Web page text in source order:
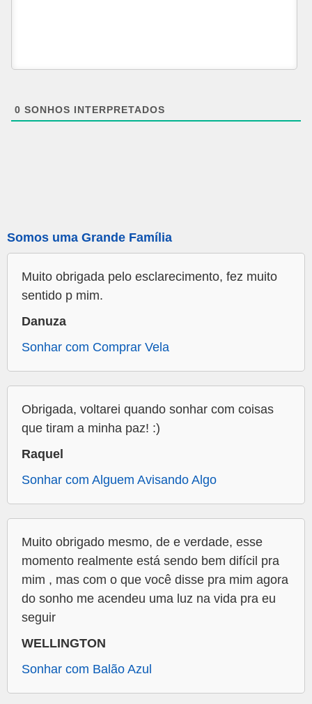
0 SONHOS INTERPRETADOS
Somos uma Grande Família
Muito obrigada pelo esclarecimento, fez muito
sentido p mim.
Danuza
Sonhar com Comprar Vela
Obrigada, voltarei quando sonhar com coisas
que tiram a minha paz! :)
Raquel
Sonhar com Alguem Avisando Algo
Muito obrigado mesmo, de e verdade, esse
momento realmente está sendo bem difícil pra
mim , mas com o que você disse pra mim agora
do sonho me acendeu uma luz na vida pra eu
seguir
WELLINGTON
Sonhar com Balão Azul